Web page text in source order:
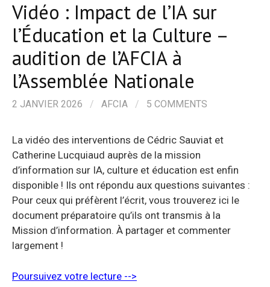
Vidéo : Impact de l’IA sur
l’Éducation et la Culture –
audition de l’AFCIA à
l’Assemblée Nationale
2 JANVIER 2026 / AFCIA / 5 COMMENTS
La vidéo des interventions de Cédric Sauviat et
Catherine Lucquiaud auprès de la mission
d’information sur IA, culture et éducation est enfin
disponible ! Ils ont répondu aux questions suivantes :
Pour ceux qui préfèrent l’écrit, vous trouverez ici le
document préparatoire qu’ils ont transmis à la
Mission d’information. À partager et commenter
largement !
Poursuivez votre lecture -->